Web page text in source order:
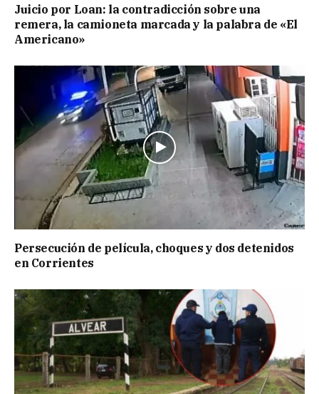
Juicio por Loan: la contradicción sobre una
remera, la camioneta marcada y la palabra de «El
Americano»
Persecución de película, choques y dos detenidos
en Corrientes